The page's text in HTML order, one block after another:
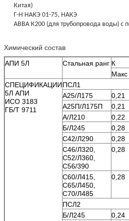
Китая)
Г-Н НАКЭ 01-75, НАКЭ
АВВА К200 (для трубопровода воды) с
Химический состав
АПИ 5Л Стальная ранг К
Макс
СПЕЦИФИКАЦИИ
5Л АПИ
ИСО 3183
ГБ/Т 9711
ПСЛ1
А25/Л175
0,21
А25П/Л175П
0,21
А/Л210
0,22
Б/Л245
0,28
С42/Л290
0,28
С46/Л320,
С52/Л360,
С56/390
0,28
С60/Л415,
С65/Л450,
С70/Л485
0,28
ПСЛ2
Б/Л245
0,24